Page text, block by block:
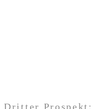
Dritter Prospekt: